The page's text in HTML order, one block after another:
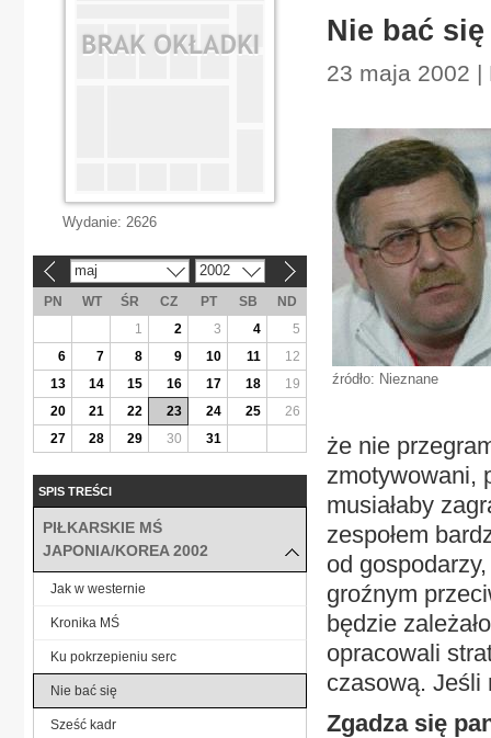
Nie bać się
23 maja 2002 |
źródło: Nieznane
że nie
zmotywowani,
musiałaby
zespołem
od
groźnym
będzie
opracowali
czasową. Jeśli
Zgadza się
Wydanie: 2626
maj 2002
PN WT ŚR CZ PT SB
ND
1
2 3 4
5
6
7 8 9 10 11
12
13
14 15 16 17 18
19
20
21 22 23 24 25
26
27
28 29 30 31
SPIS TREŚCI
PIŁKARSKIE MŚ
JAPONIA/KOREA 2002
Jak w westernie
Kronika MŚ
Ku pokrzepieniu serc
Nie bać się
Sześć kadr